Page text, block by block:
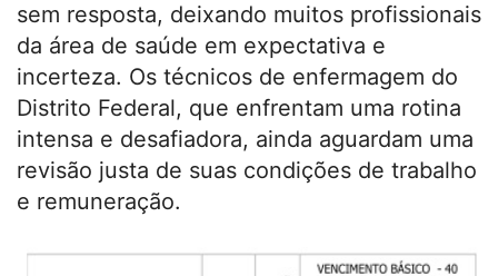
sem resposta, deixando muitos profissionais
da área de saúde em expectativa e
incerteza. Os técnicos de enfermagem do
Distrito Federal, que enfrentam uma rotina
intensa e desafiadora, ainda aguardam uma
revisão justa de suas condições de trabalho
e remuneração.